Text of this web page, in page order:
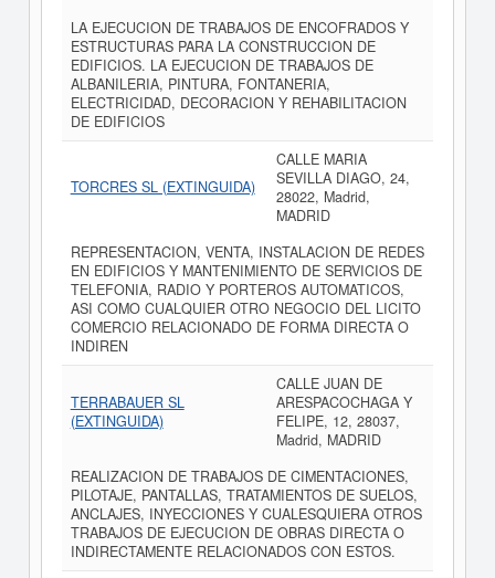
LA EJECUCION DE TRABAJOS DE ENCOFRADOS Y
ESTRUCTURAS PARA LA CONSTRUCCION DE
EDIFICIOS. LA EJECUCION DE TRABAJOS DE
ALBANILERIA, PINTURA, FONTANERIA,
ELECTRICIDAD, DECORACION Y REHABILITACION
DE EDIFICIOS
TORCRES SL (EXTINGUIDA)
CALLE MARIA
SEVILLA DIAGO, 24,
28022, Madrid,
MADRID
REPRESENTACION, VENTA, INSTALACION DE REDES
EN EDIFICIOS Y MANTENIMIENTO DE SERVICIOS DE
TELEFONIA, RADIO Y PORTEROS AUTOMATICOS,
ASI COMO CUALQUIER OTRO NEGOCIO DEL LICITO
COMERCIO RELACIONADO DE FORMA DIRECTA O
INDIREN
TERRABAUER SL
(EXTINGUIDA)
CALLE JUAN DE
ARESPACOCHAGA Y
FELIPE, 12, 28037,
Madrid, MADRID
REALIZACION DE TRABAJOS DE CIMENTACIONES,
PILOTAJE, PANTALLAS, TRATAMIENTOS DE SUELOS,
ANCLAJES, INYECCIONES Y CUALESQUIERA OTROS
TRABAJOS DE EJECUCION DE OBRAS DIRECTA O
INDIRECTAMENTE RELACIONADOS CON ESTOS.